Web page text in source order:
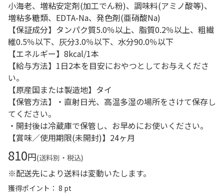
小海老、増粘安定剤(加工でん粉)、調味料(アミノ酸等)、
増粘多糖類、EDTA-Na、発色剤(亜硝酸Na)
【保証成分】タンパク質5.0％以上、脂質0.2％以上、粗繊
維0.5％以下、灰分3.0％以下、水分90.0％以下
【エネルギー】8kcal/1本
【給与方法】1日2本を目安におやつとしてお与えくださ
い。
【原産国または製造地】タイ
【保管方法】・直射日光、高温多湿の場所をさけて保存し
てください。
・開封後は冷蔵庫で保管し、お早めにお使いください。
【賞味／使用期限(未開封)】24ヶ月
810円(送料別・税込)
※配送先により送料は変動いたします。
獲得ポイント： 8 pt